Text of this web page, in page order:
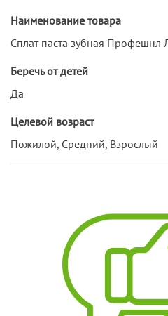
Наименование товара
Сплат паста зубная
Беречь от детей
Да
Целевой возраст
Пожилой, Средний, Взрослый